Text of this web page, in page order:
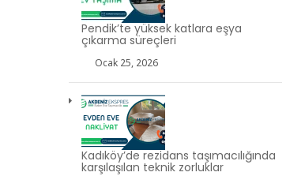
Pendik’te yüksek katlara eşya
çıkarma süreçleri
Ocak 25, 2026
Kadıköy’de rezidans taşımacılığında
karşılaşılan teknik zorluklar